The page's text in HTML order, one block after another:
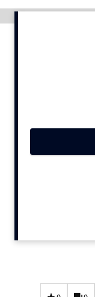
Opleidingen
Vacatures
Bureaus